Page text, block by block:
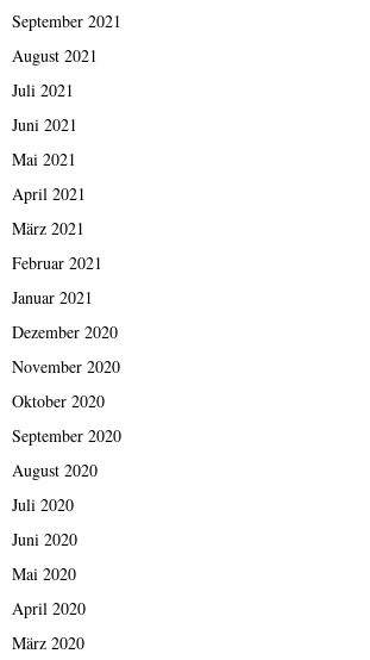
September 2021
August 2021
Juli 2021
Juni 2021
Mai 2021
April 2021
März 2021
Februar 2021
Januar 2021
Dezember 2020
November 2020
Oktober 2020
September 2020
August 2020
Juli 2020
Juni 2020
Mai 2020
April 2020
März 2020